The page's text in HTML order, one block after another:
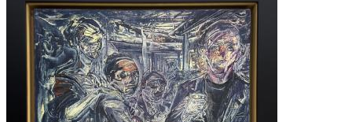
BUBİ ESERLERİ,
EBRU UYGUN ESERLERİ,
ZEKİ ARSLAN ESERLERİ,
ARDAN ÖZMENOĞLU ESERLERİ,
SEYDİ MURAT KOÇ ESERLERİ,
BURHAN DOĞANÇAY ESERLERİ,
SEDAT GİRGİN ESERLERİ,
İNCİ EVİNER ESERLERİ,
NURİ İYEM ESERLERİ,